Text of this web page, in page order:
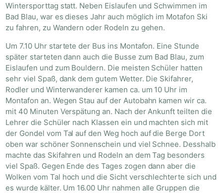
Wintersporttag statt. Neben Eislaufen und Schwimmen im
Bad Blau, war es dieses Jahr auch möglich im Motafon Ski
zu fahren, zu Wandern oder Rodeln zu gehen.
Um 7.10 Uhr startete der Bus ins Montafon. Eine Stunde
später starteten dann auch die Busse zum Bad Blau, zum
Eislaufen und zum Bouldern. Die meisten Schüler hatten
sehr viel Spaß, dank dem gutem Wetter. Die Skifahrer,
Rodler und Winterwanderer kamen ca. um 10 Uhr im
Montafon an. Wegen Stau auf der Autobahn kamen wir ca.
mit 40 Minuten Verspätung an. Nach der Ankunft teilten die
Lehrer die Schüler nach Klassen ein und machten sich mit
der Gondel vom Tal auf den Weg hoch auf die Berge Dort
oben war schöner Sonnenschein und viel Schnee. Desshalb
machte das Skifahren und Rodeln an dem Tag besonders
viel Spaß. Gegen Ende des Tages zogen dann aber die
Wolken vom Tal hoch und die Sicht verschlechterte sich und
es wurde kälter. Um 16.00 Uhr nahmen alle Gruppen die